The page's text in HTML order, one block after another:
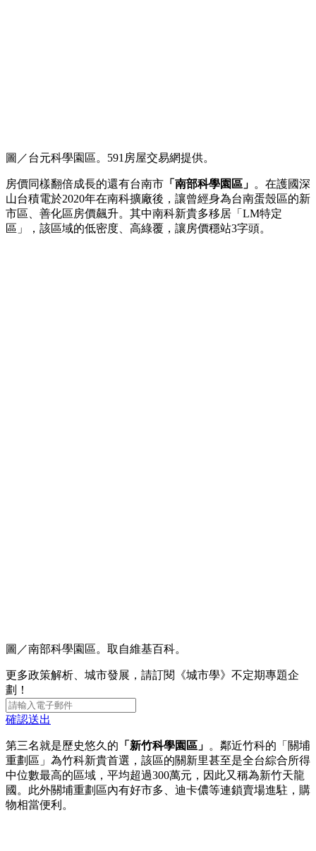
圖／台元科學園區。591房屋交易網提供。
房價同樣翻倍成長的還有台南市 「南部科學園區」 。在護國深
山台積電於2020年在南科擴廠後，讓曾經身為台南蛋殼區的新
市區、善化區房價飆升。其中南科新貴多移居「LM特定
區」，該區域的低密度、高綠覆，讓房價穩站3字頭。
圖／南部科學園區。取自維基百科。
更多政策解析、城市發展，請訂閱《城市學》不定期專題企
劃！
確認送出
第三名就是歷史悠久的 「新竹科學園區」 。鄰近竹科的「關埔
重劃區」為竹科新貴首選，該區的關新里甚至是全台綜合所得
中位數最高的區域，平均超過300萬元，因此又稱為新竹天龍
國。此外關埔重劃區內有好市多、迪卡儂等連鎖賣場進駐，購
物相當便利。